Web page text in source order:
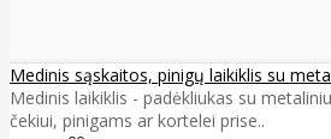
Medinis sąskaitos, pinigų laikiklis su
Medinis laikiklis - padėkliukas su
čekiui, pinigams ar kortelei prise..